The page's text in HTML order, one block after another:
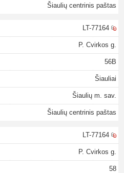
Šiaulių centrinis paštas
LT-77164
P. Cvirkos g.
56B
Šiauliai
Šiaulių m. sav.
Šiaulių centrinis paštas
LT-77164
P. Cvirkos g.
58